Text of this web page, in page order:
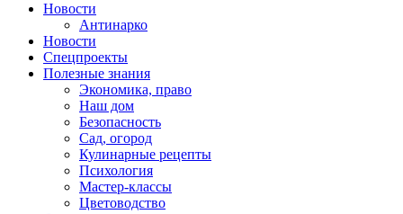
Новости
Антинарко
Новости
Спецпроекты
Полезные знания
Экономика, право
Наш дом
Безопасность
Сад, огород
Кулинарные рецепты
Психология
Мастер-классы
Цветоводство